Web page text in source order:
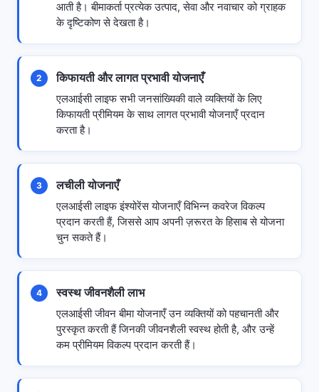
आती है। बीमाकर्ता प्रत्येक उत्पाद, सेवा और नवाचार को ग्राहक
के दृष्टिकोण से देखता है।
2 किफायती और लागत प्रभावी योजनाएँ
एलआईसी लाइफ सभी जनसांख्यिकी वाले व्यक्तियों के लिए
किफायती प्रीमियम के साथ लागत प्रभावी योजनाएँ प्रदान
करता है।
3 लचीली योजनाएँ
एलआईसी लाइफ इंश्योरेंस योजनाएँ विभिन्न कवरेज विकल्प
प्रदान करती हैं, जिससे आप अपनी ज़रूरत के हिसाब से योजना
चुन सकते हैं।
4 स्वस्थ जीवनशैली लाभ
एलआईसी जीवन बीमा योजनाएँ उन व्यक्तियों को पहचानती और
पुरस्कृत करती हैं जिनकी जीवनशैली स्वस्थ होती है, और उन्हें
कम प्रीमियम विकल्प प्रदान करती हैं।